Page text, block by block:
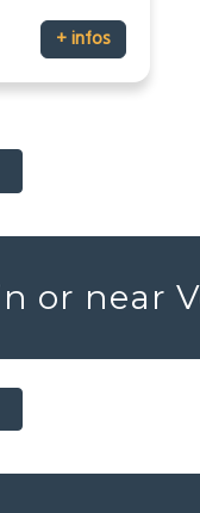
+ infos
or near